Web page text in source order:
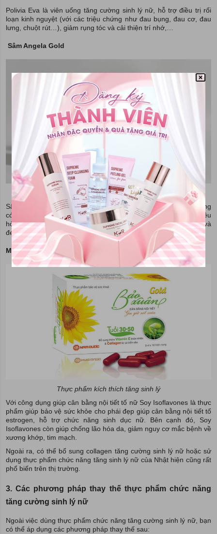
Polivia Eva là viên uống tăng cường sinh lý nữ, hỗ trợ điều trị rối
loạn kinh nguyệt (với các triệu chứng như đau bụng, đau cơ, đau
lưng, chuột rút…), giảm rụng tóc và cải thiện trí nhớ,…
Sâm Angela Gold
Thực phẩm hỗ trợ điều trị yếu sinh lý nữ
Sâm Angela Gold là một trong những dòng thực phẩm chức năng
có khả năng hỗ trợ điều trị yếu sinh lý ở nữ và có khả năng điều
hòa kinh nguyệt, giảm những triệu chứng thời kỳ tiền mãn kinh và
đem lại rất nhiều lợi ích đối với chức năng sinh lý nữ.
Mầm đậu nành Estrogen Soy Isoflavones
Thực phẩm kích thích tăng sinh lý
Với công dụng giúp cân bằng nội tiết tố nữ Soy Isoflavones là thực
phẩm giúp bảo vệ sức khỏe cho phái đẹp giúp cân bằng nội tiết tố
estrogen, hỗ trợ chức năng sinh dục nữ. Bên cạnh đó, Soy
Isoflavones còn giúp chống lão hóa da, giảm nguy cơ mắc bệnh về
xương khớp, tim mạch.
Ngoài ra, có thể bổ sung collagen tăng cường sinh lý nữ hoặc sử
dụng thực phẩm chức năng tăng sinh lý nữ của Nhật hiện cũng rất
phổ biến trên thị trường.
3. Các phương pháp thay thế thực phẩm chức năng
tăng cường sinh lý nữ
Ngoài việc dùng thực phẩm chức năng tăng cường sinh lý nữ, bạn
có thể áp dụng các phương pháp thay thế sau: